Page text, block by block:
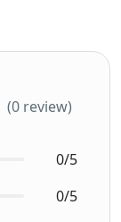
(0 review)
0/5
0/5